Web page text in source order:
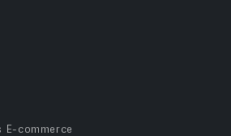
E-commerce